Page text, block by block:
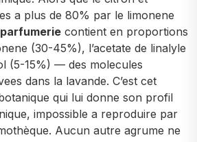
a plus de 80% par le limonene
contient en proportions
(30-45%), l’acetate de linalyle
(5-15%) — des molecules
dans la lavande. C’est cet
qui lui donne son profil
impossible a reproduire par
Aucun autre agrume ne